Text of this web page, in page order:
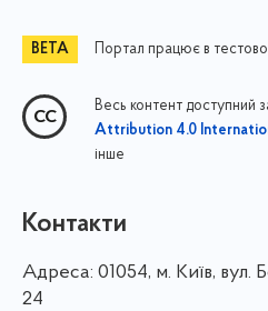
Портал працює в
Весь контент доступний
Attribution 4.0
інше
Контакти
Адреса: 01054, м. Київ, вул.
24